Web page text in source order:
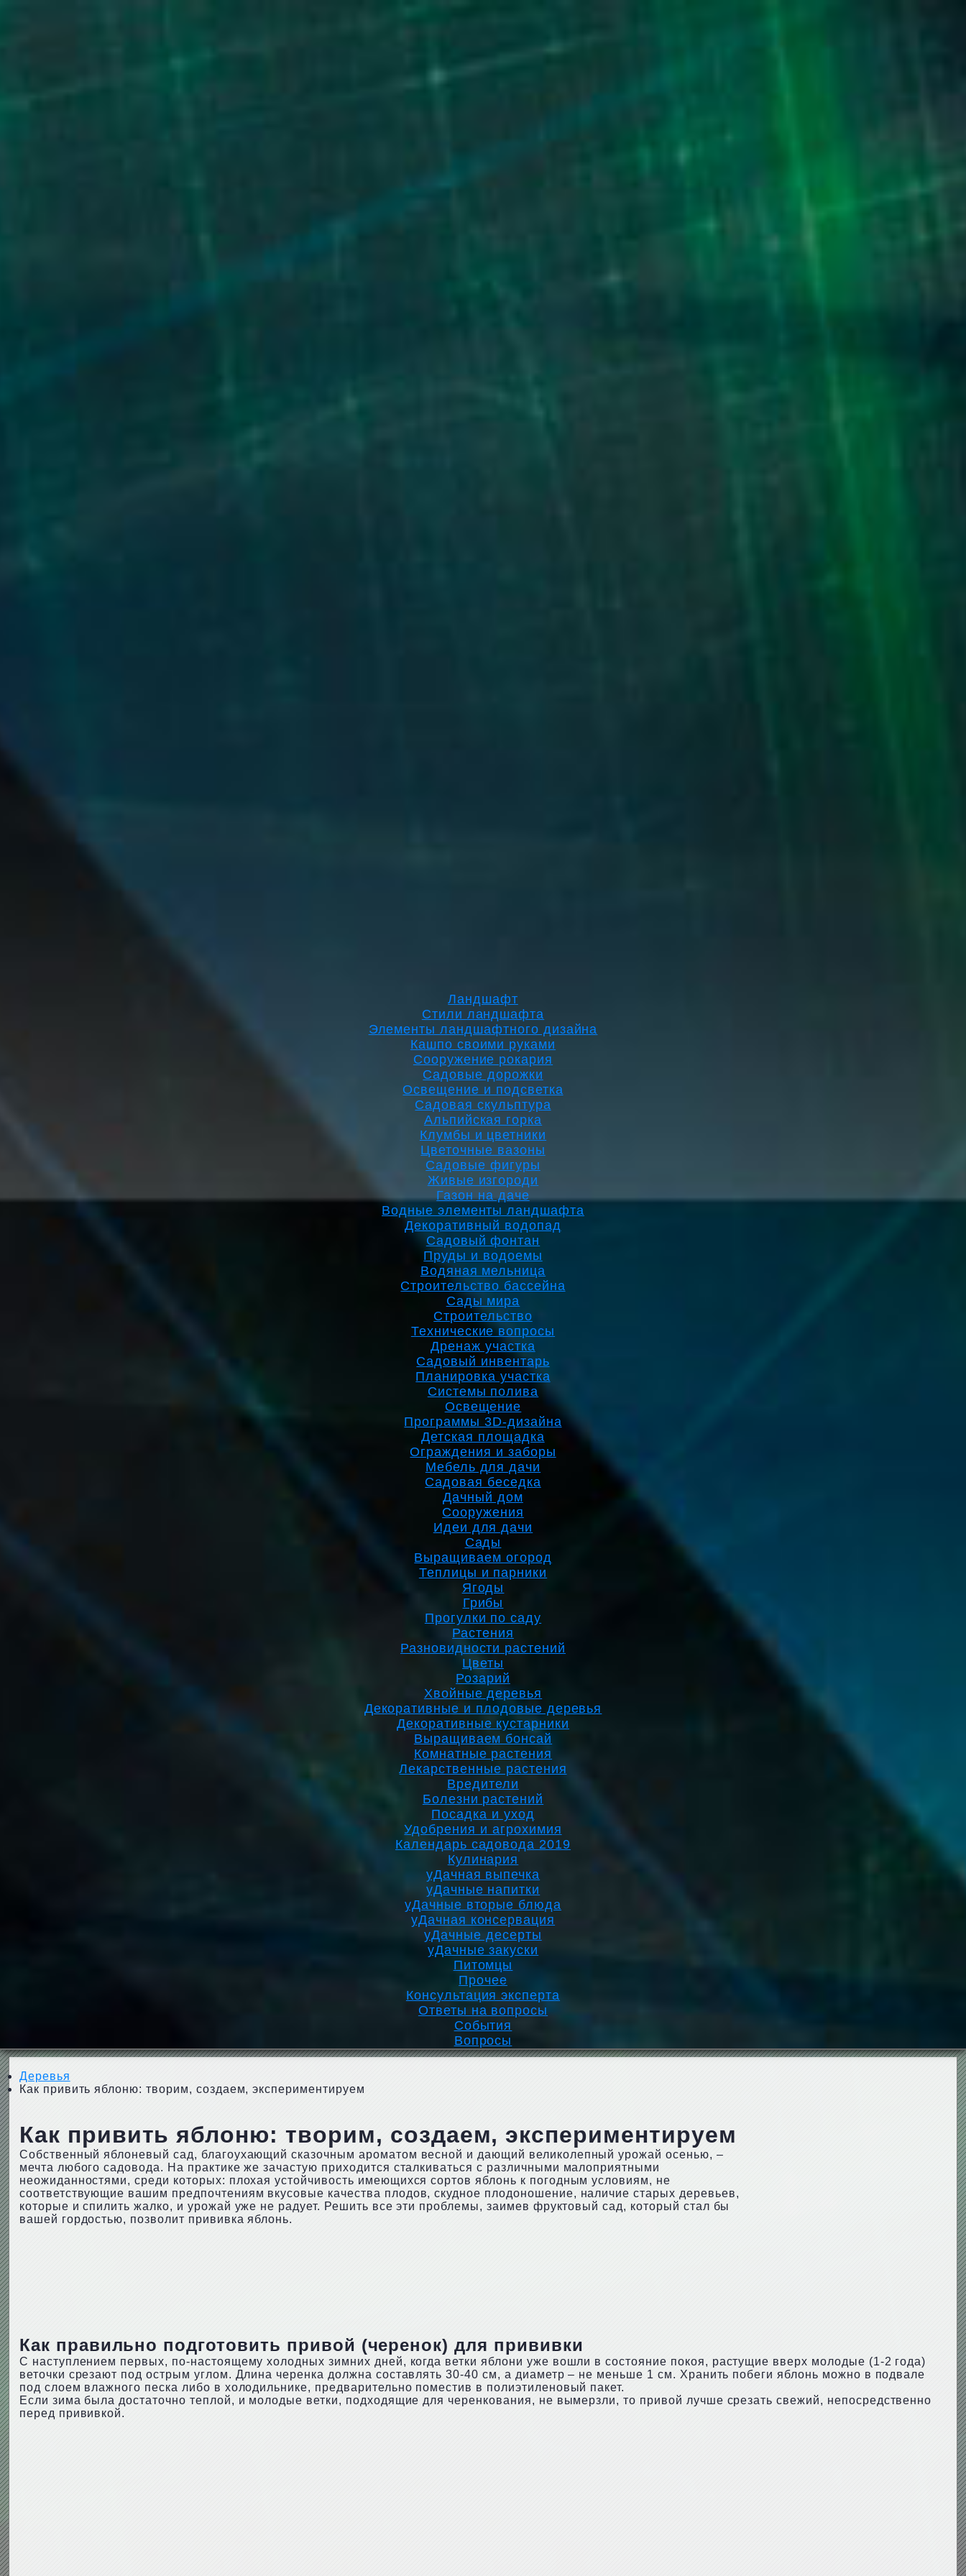
Ландшафт
Стили ландшафта
Элементы ландшафтного дизайна
Кашпо своими руками
Сооружение рокария
Садовые дорожки
Освещение и подсветка
Садовая скульптура
Альпийская горка
Клумбы и цветники
Цветочные вазоны
Садовые фигуры
Живые изгороди
Газон на даче
Водные элементы ландшафта
Декоративный водопад
Садовый фонтан
Пруды и водоемы
Водяная мельница
Строительство бассейна
Сады мира
Строительство
Технические вопросы
Дренаж участка
Садовый инвентарь
Планировка участка
Системы полива
Освещение
Программы 3D-дизайна
Детская площадка
Ограждения и заборы
Мебель для дачи
Садовая беседка
Дачный дом
Сооружения
Идеи для дачи
Сады
Выращиваем огород
Теплицы и парники
Ягоды
Грибы
Прогулки по саду
Растения
Разновидности растений
Цветы
Розарий
Хвойные деревья
Декоративные и плодовые деревья
Декоративные кустарники
Выращиваем бонсай
Комнатные растения
Лекарственные растения
Вредители
Болезни растений
Посадка и уход
Удобрения и агрохимия
Календарь садовода 2019
Кулинария
уДачная выпечка
уДачные напитки
уДачные вторые блюда
уДачная консервация
уДачные десерты
уДачные закуски
Питомцы
Прочее
Консультация эксперта
Ответы на вопросы
События
Вопросы
Деревья
Как привить яблоню: творим, создаем, экспериментируем
Как привить яблоню: творим, создаем, экспериментируем
Собственный яблоневый сад, благоухающий сказочным ароматом весной и дающий великолепный урожай осенью, –
мечта любого садовода. На практике же зачастую приходится сталкиваться с различными малоприятными
неожиданностями, среди которых: плохая устойчивость имеющихся сортов яблонь к погодным условиям, не
соответствующие вашим предпочтениям вкусовые качества плодов, скудное плодоношение, наличие старых деревьев,
которые и спилить жалко, и урожай уже не радует. Решить все эти проблемы, заимев фруктовый сад, который стал бы
вашей гордостью, позволит прививка яблонь.
Как правильно подготовить привой (черенок) для прививки
С наступлением первых, по-настоящему холодных зимних дней, когда ветки яблони уже вошли в состояние покоя, растущие вверх молодые (1-2 года)
веточки срезают под острым углом. Длина черенка должна составлять 30-40 см, а диаметр – не меньше 1 см. Хранить побеги яблонь можно в подвале
под слоем влажного песка либо в холодильнике, предварительно поместив в полиэтиленовый пакет.
Если зима была достаточно теплой, и молодые ветки, подходящие для черенкования, не вымерзли, то привой лучше срезать свежий, непосредственно
перед прививкой.